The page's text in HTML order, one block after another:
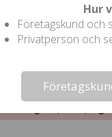
ett original, skiss,
Hur
Företagskund och
Privatperson och